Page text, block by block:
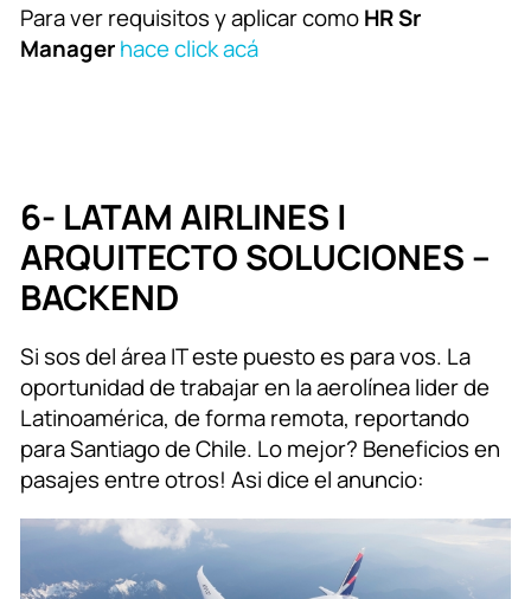
Para ver requisitos y aplicar comoHR Sr
Managerhace click acá
6- LATAM AIRLINES |
ARQUITECTO SOLUCIONES –
BACKEND
Si sos del área IT este puesto es para vos. La
oportunidad de trabajar en la aerolínea lider de
Latinoamérica, de forma remota, reportando
para Santiago de Chile. Lo mejor? Beneficios en
pasajes entre otros! Asi dice el anuncio: